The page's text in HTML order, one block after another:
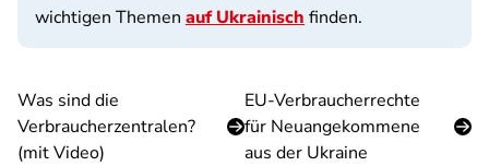
wichtigen Themen auf Ukrainisch finden.
Was sind die
Verbraucherzentralen?
(mit Video)
EU-Verbraucherrechte
für Neuangekommene
aus der Ukraine